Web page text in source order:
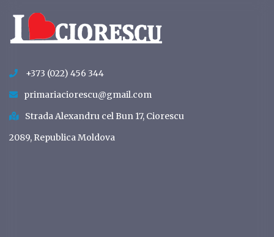
+373 (022) 456 344
primariaciorescu@gmail.com
Strada Alexandru cel Bun 17, Ciorescu
2089, Republica Moldova